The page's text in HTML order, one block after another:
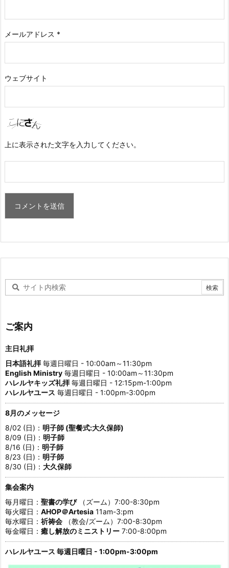
メールアドレス *
ウェブサイト
上に表示された文字を入力してください。
ご案内
主日礼拝
日本語礼拝毎週日曜日 - 10:00am～11:30pm
English Ministry 毎週日曜日 - 10:00am～11:30pm
ハレルヤキッズ礼拝毎週日曜日 - 12:15pm-1:00pm
ハレルヤユース 毎週日曜日 - 1:00pm-3:00pm
8月のメッセージ
8/02 (日)： 明子師 (聖餐式:大久保師)
8/09 (日)： 明子師
8/16 (日)： 明子師
8/23 (日)： 明子師
8/30 (日)： 大久保師
集会案内
毎月曜日： 聖書の学び（ズーム）7:00-8:30pm
毎火曜日： AHOP＠Artesia 11am-3:pm
毎水曜日： 祈祷会 （教会/ズーム）7:00-8:30pm
毎金曜日： 癒し解放のミニストリー 7:00-8:00pm
ハレルヤユース 毎週日曜日 - 1:00pm-3:00pm